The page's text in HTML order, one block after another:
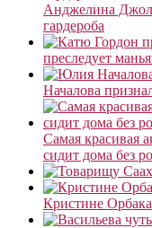
Анджелина
гардероба
преследует
Началова
Самая красивая
сидит дома без
Кристине